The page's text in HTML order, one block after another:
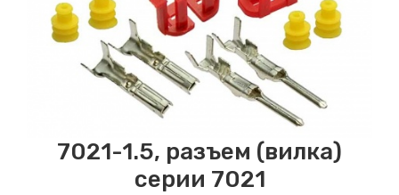
7021-1.5, разъем (вилка)
серии 7021